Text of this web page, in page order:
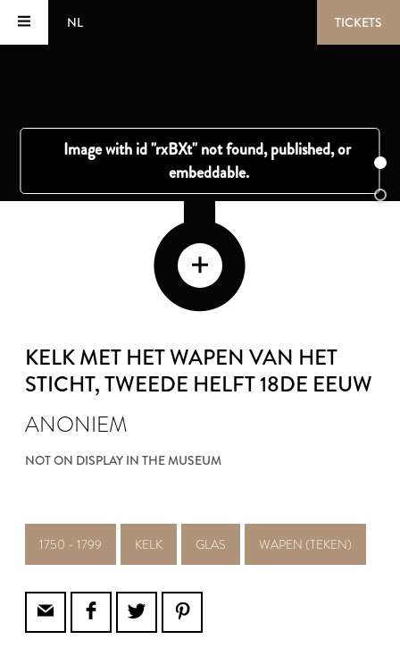
NL TICKETS
KELK MET HET WAPEN VAN HET
STICHT, TWEEDE HELFT 18DE EEUW
ANONIEM
NOT ON DISPLAY IN THE MUSEUM
1750 - 1799 KELK GLAS WAPEN (TEKEN)